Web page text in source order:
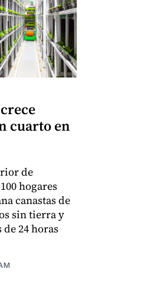
cuarto en
de
hogares
canastas de
sin tierra y
24 horas